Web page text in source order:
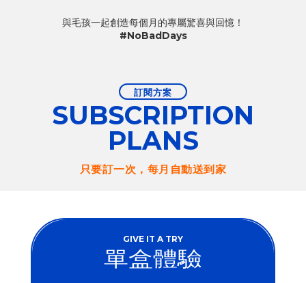
與毛孩一起創造每個月的專屬驚喜與回憶！
#NoBadDays
訂閱方案
SUBSCRIPTION
PLANS
只要訂一次，每月自動送到家
GIVE IT A TRY
單盒體驗